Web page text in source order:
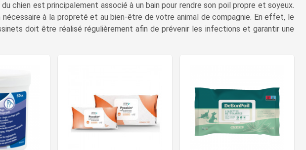
chien est principalement associé à un bain pour rendre son poil propre et soyeux.
à la propreté et au bien-être de votre animal de compagnie. En effet, le
doit être réalisé régulièrement afin de prévenir les infections et garantir une